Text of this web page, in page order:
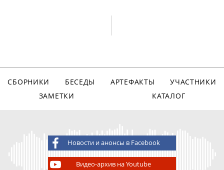
СБОРНИКИ БЕСЕДЫ АРТЕФАКТЫ
УЧАСТНИКИ
ЗАМЕТКИ
КАТАЛОГ
Новости и анонсы в Facebook
Видео-архив на Youtube